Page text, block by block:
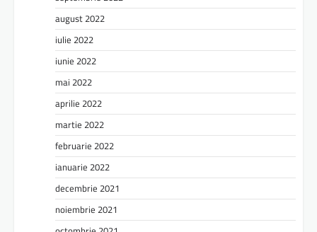
august 2022
iulie 2022
iunie 2022
mai 2022
aprilie 2022
martie 2022
februarie 2022
ianuarie 2022
decembrie 2021
noiembrie 2021